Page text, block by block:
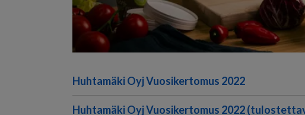
Huhtamäki Oyj Vuosikertomus 2022
Huhtamäki Oyj Vuosikertomus 2022